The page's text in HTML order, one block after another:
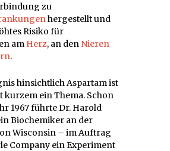
zu
hergestellt und
Risiko für
am Herz, an den Nieren
.
hinsichtlich Aspartam ist
kurzem ein Thema. Schon
1967 führte Dr. Harold
Biochemiker an der
Wisconsin – im Auftrag
Company ein Experiment